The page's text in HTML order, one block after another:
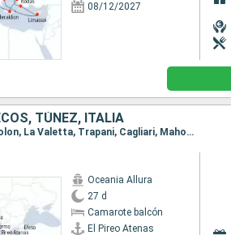
08/12/2027
TÚNEZ, ITALIA
Itinerario : El Pireo Atenas, Limassol, Rodas, Efeso, Heraklion, Katakolon, La Valetta, Trapani, Cagliari, Mahon, Palma de Mallorca, Barcelona, Cartagena, Malaga, Sevilla, Casablanca, Tánger, Melilla, Alicante, Valencia, Tunez, Palermo, Salerno, Civitavecchia - Roma
Oceania Allura
27 d
Camarote balcón
El Pireo Atenas